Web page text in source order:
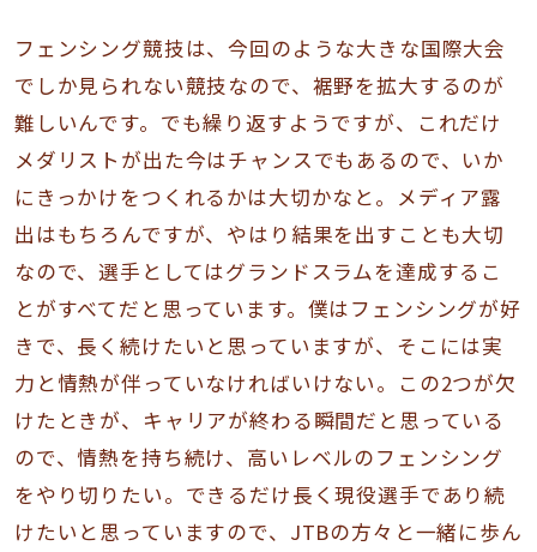
フェンシング競技は、今回のような大きな国際大会
でしか見られない競技なので、裾野を拡大するのが
難しいんです。でも繰り返すようですが、これだけ
メダリストが出た今はチャンスでもあるので、いか
にきっかけをつくれるかは大切かなと。メディア露
出はもちろんですが、やはり結果を出すことも大切
なので、選手としてはグランドスラムを達成するこ
とがすべてだと思っています。僕はフェンシングが好
きで、長く続けたいと思っていますが、そこには実
力と情熱が伴っていなければいけない。この2つが欠
けたときが、キャリアが終わる瞬間だと思っている
ので、情熱を持ち続け、高いレベルのフェンシング
をやり切りたい。できるだけ長く現役選手であり続
けたいと思っていますので、JTBの方々と一緒に歩ん